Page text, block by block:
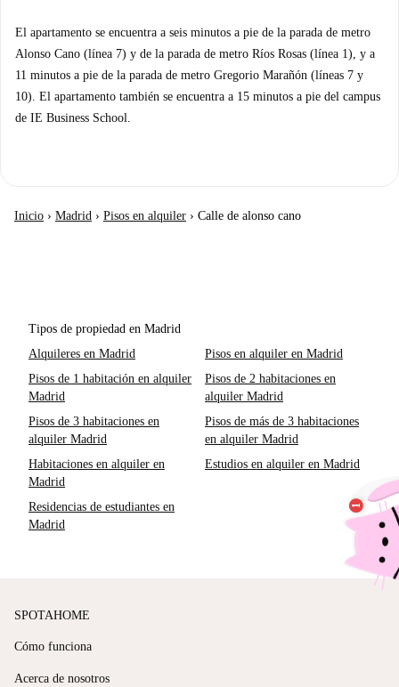
El apartamento se encuentra a seis minutos a pie de la parada de metro
Alonso Cano (línea 7) y de la parada de metro Ríos Rosas (línea 1), y a
11 minutos a pie de la parada de metro Gregorio Marañón (líneas 7 y
10). El apartamento también se encuentra a 15 minutos a pie del campus
de IE Business School.
Inicio › Madrid › Pisos en alquiler › Calle de alonso cano
Tipos de propiedad en Madrid
Alquileres en Madrid
Pisos en alquiler en Madrid
Pisos de 1 habitación en alquiler
Madrid
Pisos de 2 habitaciones en
alquiler Madrid
Pisos de 3 habitaciones en
alquiler Madrid
Pisos de más de 3 habitaciones
en alquiler Madrid
Habitaciones en alquiler en
Madrid
Estudios en alquiler en Madrid
Residencias de estudiantes en
Madrid
SPOTAHOME
Cómo funciona
Acerca de nosotros